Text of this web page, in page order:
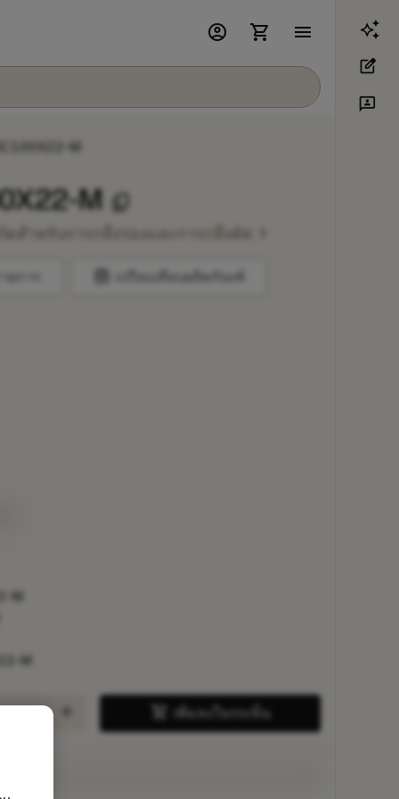
account_circle shopping_cart menu
M
M content_copy
การ เปรียบเทียบผลิตภัณฑ์
M
M
add shopping_cart เพิ่มลงในรถเข็น
edit_square
3p